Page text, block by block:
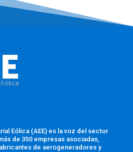
Eólica (AEE) es la voz del sector
de 350 empresas asociadas,
de aerogeneradores y